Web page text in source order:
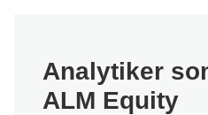
Analytiker
ALM Equity